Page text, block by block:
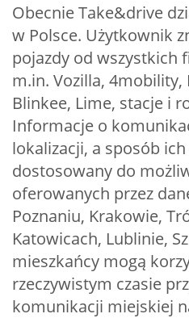
Obecnie Take&drive
w Polsce. Użytkownik
pojazdy od wszystkich
m.in. Vozilla, 4mobility,
Blinkee, Lime, stacje i
Informacje o
lokalizacji, a sposób
dostosowany do
oferowanych przez
Poznaniu, Krakowie,
Katowicach, Lublinie,
mieszkańcy mogą
rzeczywistym czasie
komunikacji miejskiej